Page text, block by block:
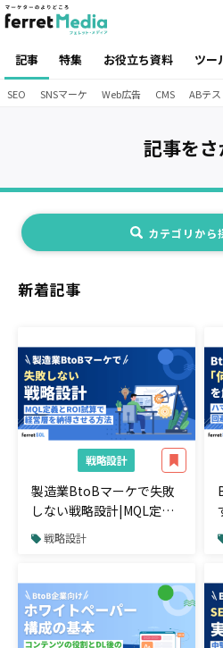
記事 特集 お役立ち資料 ツー
SEO SNSマーケ Web広告 CMS ABテ
記事を
カテゴリから
新着記事
戦略設計
製造業BtoBマーケで失敗
しない戦略設計|MQL定義
とROI試算で経営層を納得
戦略設計